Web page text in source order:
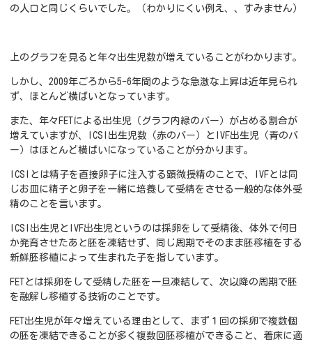
の人口と同じくらいでした。（わかりにくい例え、、すみません）
上のグラフを見ると年々出生児数が増えていることがわかります。
しかし、2009年ごろから5-6年間のような急激な上昇は近年見られ
ず、ほとんど横ばいとなっています。
また、年々FETによる出生児（グラフ内緑のバー）が占める割合が
増えていますが、ICSI出生児数（赤のバー）とIVF出生児（青のバ
ー）はほとんど横ばいになっていることが分かります。
ICSIとは精子を直接卵子に注入する顕微授精のことで、IVFとは同
じお皿に精子と卵子を一緒に培養して受精をさせる一般的な体外受
精のことを言います。
ICSI出生児とIVF出生児というのは採卵をして受精後、体外で何日
か発育させたあと胚を凍結せず、同じ周期でそのまま胚移植をする
新鮮胚移植によって生まれた子を指しています。
FETとは採卵をして受精した胚を一旦凍結して、次以降の周期で胚
を融解し移植する技術のことです。
FET出生児が年々増えている理由として、まず１回の採卵で複数個
の胚を凍結できることが多く複数回胚移植ができること、着床に適